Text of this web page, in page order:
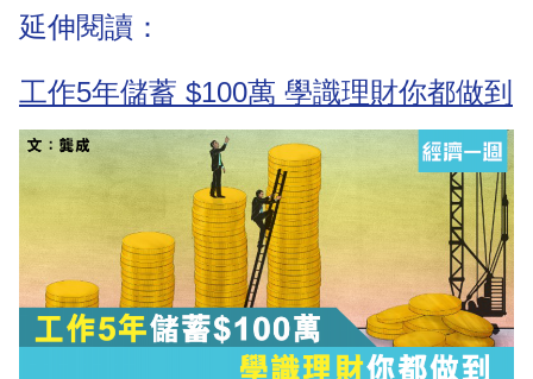
延伸閱讀：
工作5年儲蓄 $100萬 學識理財你都做到